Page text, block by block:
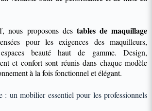
nous proposons des tables de maquillage
pour les exigences des maquilleurs,
beauté haut de gamme. Design,
et confort sont réunis dans chaque modèle
à la fois fonctionnel et élégant.
: un mobilier essentiel pour les professionnels